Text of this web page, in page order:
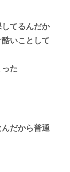
てるんだか
いことして
った
だから普通